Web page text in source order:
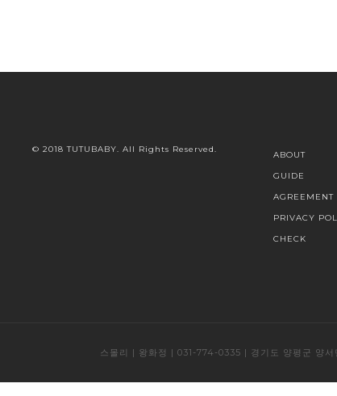
© 2018 TUTUBABY. All Rights Reserved.
ABOUT
GUIDE
AGREEMENT
PRIVACY
CHECK
스몰리 | 왕화정 | 031-774-0335 | 경기도 양평군 양